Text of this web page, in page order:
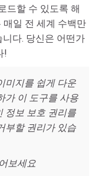
드할 수 있도록 해
매일 전 세계 수백만
다. 당신은 어떤가
!
미지를 쉽게 다운
가 이 도구를 사용
정보 보호 권리를
부할 권리가 있습
보세요